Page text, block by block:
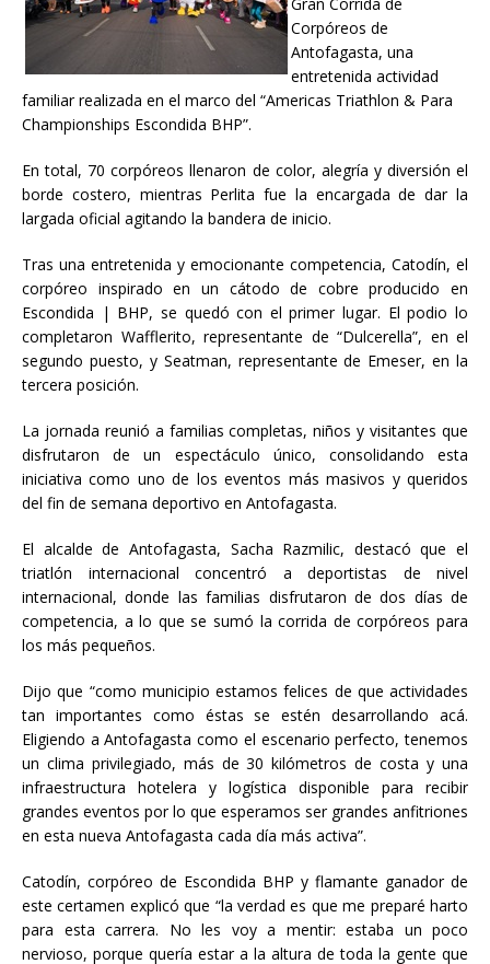
Corpóreos de
Antofagasta, una
entretenida actividad
familiar realizada en el marco del “Americas Triathlon & Para
Championships Escondida BHP”.
En total, 70 corpóreos llenaron de color, alegría y diversión el
borde costero, mientras Perlita fue la encargada de dar la
largada oficial agitando la bandera de inicio.
Tras una entretenida y emocionante competencia, Catodín, el
corpóreo inspirado en un cátodo de cobre producido en
Escondida | BHP, se quedó con el primer lugar. El podio lo
completaron Wafflerito, representante de “Dulcerella”, en el
segundo puesto, y Seatman, representante de Emeser, en la
tercera posición.
La jornada reunió a familias completas, niños y visitantes que
disfrutaron de un espectáculo único, consolidando esta
iniciativa como uno de los eventos más masivos y queridos
del fin de semana deportivo en Antofagasta.
El alcalde de Antofagasta, Sacha Razmilic, destacó que el
triatlón internacional concentró a deportistas de nivel
internacional, donde las familias disfrutaron de dos días de
competencia, a lo que se sumó la corrida de corpóreos para
los más pequeños.
Dijo que “como municipio estamos felices de que actividades
tan importantes como éstas se estén desarrollando acá.
Eligiendo a Antofagasta como el escenario perfecto, tenemos
un clima privilegiado, más de 30 kilómetros de costa y una
infraestructura hotelera y logística disponible para recibir
grandes eventos por lo que esperamos ser grandes anfitriones
en esta nueva Antofagasta cada día más activa”.
Catodín, corpóreo de Escondida BHP y flamante ganador de
este certamen explicó que “la verdad es que me preparé harto
para esta carrera. No les voy a mentir: estaba un poco
nervioso, porque quería estar a la altura de toda la gente que